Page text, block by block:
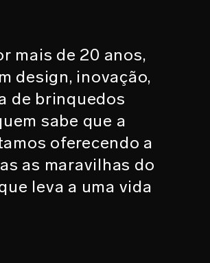
mais de 20 anos,
design, inovação,
de brinquedos
sabe que a
oferecendo a
as maravilhas do
leva a uma vida